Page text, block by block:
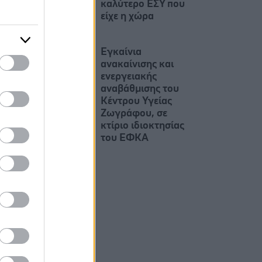
καλύτερο ΕΣΥ που
είχε η χώρα
Εγκαίνια
ανακαίνισης και
ενεργειακής
αναβάθμισης του
Κέντρου Υγείας
Ζωγράφου, σε
κτίριο ιδιοκτησίας
του ΕΦΚΑ